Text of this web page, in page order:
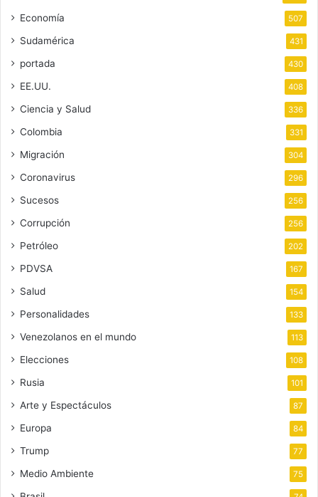
Economía 507
Sudamérica 431
portada 430
EE.UU. 408
Ciencia y Salud 336
Colombia 331
Migración 304
Coronavirus 296
Sucesos 256
Corrupción 256
Petróleo 202
PDVSA 167
Salud 154
Personalidades 133
Venezolanos en el mundo 113
Elecciones 108
Rusia 101
Arte y Espectáculos 87
Europa 84
Trump 77
Medio Ambiente 75